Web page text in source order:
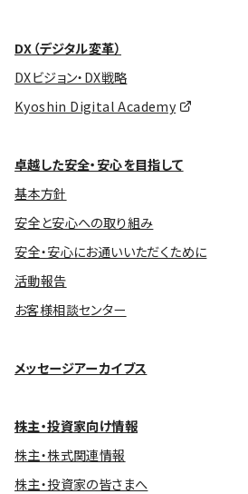
DX（デジタル変革）
DXビジョン・DX戦略
Kyoshin Digital Academy
卓越した安全・安心を目指して
基本方針
安全と安心への取り組み
安全・安心にお通いいただくために
活動報告
お客様相談センター
メッセージアーカイブス
株主・投資家向け情報
株主・株式関連情報
株主・投資家の皆さまへ